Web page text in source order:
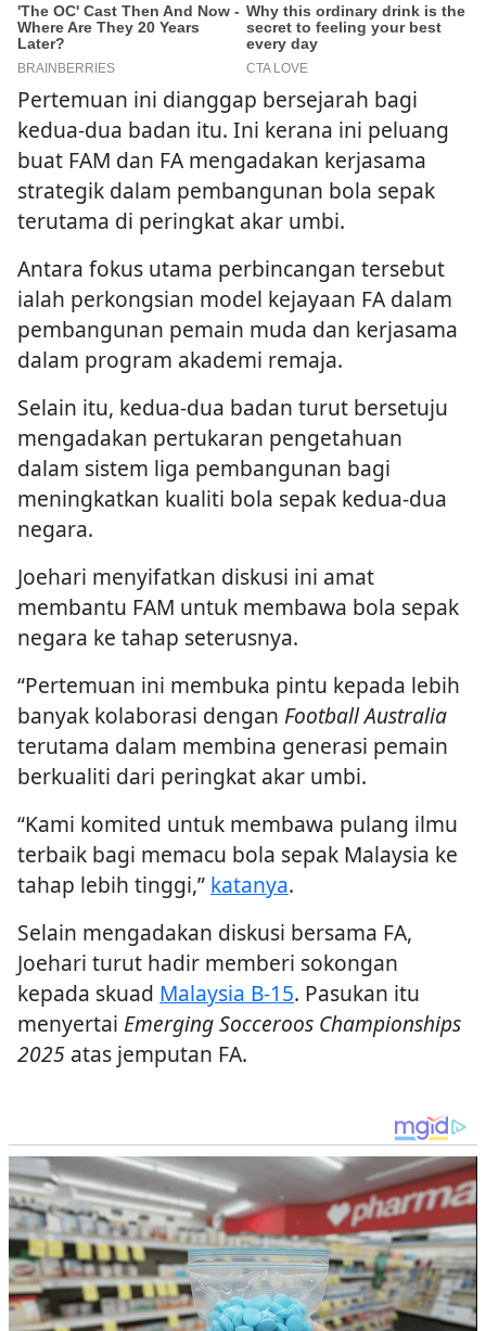
Pertemuan ini dianggap bersejarah bagi
kedua-dua badan itu. Ini kerana ini peluang
buat FAM dan FA mengadakan kerjasama
strategik dalam pembangunan bola sepak
terutama di peringkat akar umbi.
Antara fokus utama perbincangan tersebut
ialah perkongsian model kejayaan FA dalam
pembangunan pemain muda dan kerjasama
dalam program akademi remaja.
Selain itu, kedua-dua badan turut bersetuju
mengadakan pertukaran pengetahuan
dalam sistem liga pembangunan bagi
meningkatkan kualiti bola sepak kedua-dua
negara.
Joehari menyifatkan diskusi ini amat
membantu FAM untuk membawa bola sepak
negara ke tahap seterusnya.
“Pertemuan ini membuka pintu kepada lebih
banyak kolaborasi dengan Football Australia
terutama dalam membina generasi pemain
berkualiti dari peringkat akar umbi.
“Kami komited untuk membawa pulang ilmu
terbaik bagi memacu bola sepak Malaysia ke
tahap lebih tinggi,” katanya.
Selain mengadakan diskusi bersama FA,
Joehari turut hadir memberi sokongan
kepada skuad Malaysia B-15. Pasukan itu
menyertai Emerging Socceroos Championships
2025 atas jemputan FA.